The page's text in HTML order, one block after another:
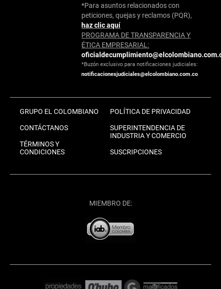
*Para asuntos relacionados con
peticiones, quejas y reclamos (PQR),
haz clic aquí
PROGRAMA DE TRANSPARENCIA Y
ÉTICA EMPRESARIAL:
*Buzón exclusivo para notificaciones judiciales:
notificacionesjudiciales@elcolombiano.com.co
GRUPO EL COLOMBIANO
CONTÁCTANOS
TÉRMINOS Y
CONDICIONES
POLÍTICA DE PRIVACIDAD
SUPERINTENDENCIA DE
INDUSTRIA Y COMERCIO
SUSCRIPCIONES
MIEMBRO DE: